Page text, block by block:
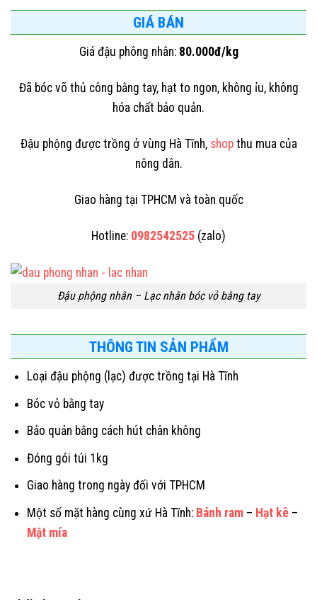
GIÁ BÁN
Giá đậu phông nhân: 80.000đ/kg
Đã bóc võ thủ công bằng tay, hạt to ngon, không ỉu, không
hóa chất bảo quản.
Đậu phộng được trồng ở vùng Hà Tĩnh, shopthu mua của
nông dân.
Giao hàng tại TPHCM và toàn quốc
Hotline: 0982542525 (zalo)
Đậu phộng nhân – Lạc nhân bóc vỏ bằng tay
THÔNG TIN SẢN PHẨM
Loại đậu phộng (lạc) được trồng tại Hà Tĩnh
Bóc vỏ bằng tay
Bảo quản bằng cách hút chân không
Đóng gói túi 1kg
Giao hàng trong ngày đối với TPHCM
Một số mặt hàng cùng xứ Hà Tĩnh: Bánh ram– Hạt kê–
Mật mía